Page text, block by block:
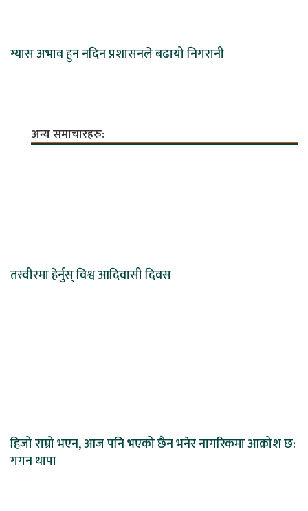
ग्यास अभाव हुन नदिन प्रशासनले बढायो निगरानी
अन्य समाचारहरु:
तस्वीरमा हेर्नुस् विश्व आदिवासी दिवस
हिजो राम्रो भएन, आज पनि भएको छैन भनेर नागरिकमा आक्रोश छ:
गगन थापा